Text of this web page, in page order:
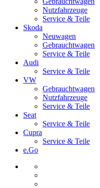
Nutzfahrzeuge
Service & Teile
Skoda
Neuwagen
Gebrauchtwagen
Service & Teile
Audi
Service & Teile
VW
Gebrauchtwagen
Nutzfahrzeuge
Service & Teile
Seat
Service & Teile
Cupra
Service & Teile
e.Go